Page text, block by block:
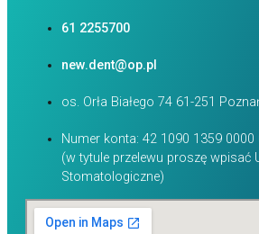
61 2255700
new.dent@op.pl
os. Orła Białego 74 61-251
Numer konta: 42 1090 1359
(w tytule przelewu proszę wpisać
Stomatologiczne)